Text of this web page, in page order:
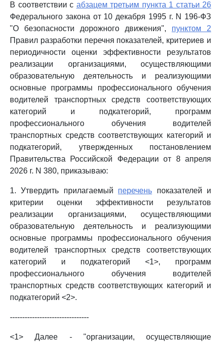
В соответствии с абзацем третьим пункта 1 статьи 26
Федерального закона от 10 декабря 1995 г. N 196-ФЗ
"О безопасности дорожного движения", пунктом 2
Правил разработки перечня показателей, критериев и
периодичности оценки эффективности результатов
реализации организациями, осуществляющими
образовательную деятельность и реализующими
основные программы профессионального обучения
водителей транспортных средств соответствующих
категорий и подкатегорий, программ
профессионального обучения водителей
транспортных средств соответствующих категорий и
подкатегорий, утвержденных постановлением
Правительства Российской Федерации от 8 апреля
2026 г. N 380, приказываю:
1. Утвердить прилагаемый перечень показателей и
критерии оценки эффективности результатов
реализации организациями, осуществляющими
образовательную деятельность и реализующими
основные программы профессионального обучения
водителей транспортных средств соответствующих
категорий и подкатегорий <1>, программ
профессионального обучения водителей
транспортных средств соответствующих категорий и
подкатегорий <2>.
--------------------------------
<1> Далее - "организации, осуществляющие